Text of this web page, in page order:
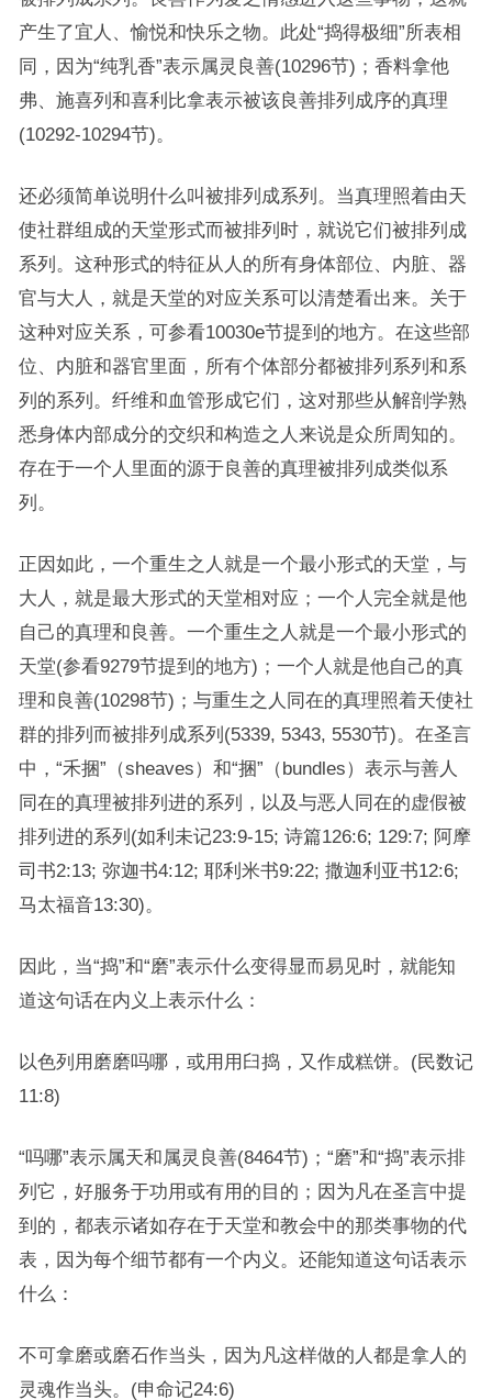
产生了宜人、愉悦和快乐之物。此处“捣得极细”所表相
同，因为“纯乳香”表示属灵良善(10296节)；香料拿他
弗、施喜列和喜利比拿表示被该良善排列成序的真理
(10292-10294节)。
还必须简单说明什么叫被排列成系列。当真理照着由天
使社群组成的天堂形式而被排列时，就说它们被排列成
系列。这种形式的特征从人的所有身体部位、内脏、器
官与大人，就是天堂的对应关系可以清楚看出来。关于
这种对应关系，可参看10030e节提到的地方。在这些部
位、内脏和器官里面，所有个体部分都被排列系列和系
列的系列。纤维和血管形成它们，这对那些从解剖学熟
悉身体内部成分的交织和构造之人来说是众所周知的。
存在于一个人里面的源于良善的真理被排列成类似系
列。
正因如此，一个重生之人就是一个最小形式的天堂，与
大人，就是最大形式的天堂相对应；一个人完全就是他
自己的真理和良善。一个重生之人就是一个最小形式的
天堂(参看9279节提到的地方)；一个人就是他自己的真
理和良善(10298节)；与重生之人同在的真理照着天使社
群的排列而被排列成系列(5339, 5343, 5530节)。在圣言
中，“禾捆”（sheaves）和“捆”（bundles）表示与善人
同在的真理被排列进的系列，以及与恶人同在的虚假被
排列进的系列(如利未记23:9-15; 诗篇126:6; 129:7; 阿摩
司书2:13; 弥迦书4:12; 耶利米书9:22; 撒迦利亚书12:6;
马太福音13:30)。
因此，当“捣”和“磨”表示什么变得显而易见时，就能知
道这句话在内义上表示什么：
以色列用磨磨吗哪，或用用臼捣，又作成糕饼。(民数记
11:8)
“吗哪”表示属天和属灵良善(8464节)；“磨”和“捣”表示排
列它，好服务于功用或有用的目的；因为凡在圣言中提
到的，都表示诸如存在于天堂和教会中的那类事物的代
表，因为每个细节都有一个内义。还能知道这句话表示
什么：
不可拿磨或磨石作当头，因为凡这样做的人都是拿人的
灵魂作当头。(申命记24:6)